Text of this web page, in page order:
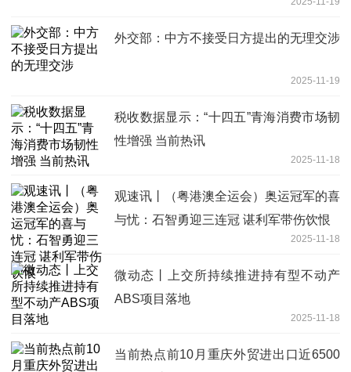
外交部：中方不接受日方提出的无理交涉
2025-11-19
税收数据显示：“十四五”青海消费市场韧
性增强 当前热讯
2025-11-18
观速讯丨（粤港澳全运会）奥运冠军的喜
与忧：石智勇迎三连冠 谌利军带伤饮恨
2025-11-18
微动态丨上交所持续推进持有型不动产
ABS项目落地
2025-11-18
当前热点前10月重庆外贸进出口近6500